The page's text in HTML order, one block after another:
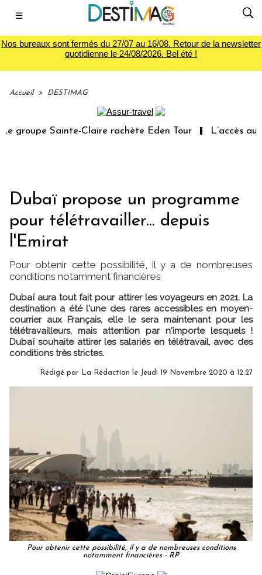
☰
Nos bureaux sont fermés du 27/07 au 16/08. Retour de la newsletter
quotidienne le 24/08/2026. Bel été !
Accueil > DESTIMAG
groupe Sainte-Claire rachète Eden Tour L’accès
Dubaï propose un programme
pour télétravailler... depuis
l'Emirat
Pour obtenir cette possibilité, il y a de nombreuses
conditions notamment financières
Dubaï aura tout fait pour attirer les voyageurs en 2021. La
destination a été l'une des rares accessibles en moyen-
courrier aux Français, elle le sera maintenant pour les
télétravailleurs, mais attention par n'importe lesquels !
Dubaï souhaite attirer les salariés en télétravail, avec des
conditions très strictes.
Rédigé par La Rédaction le Jeudi 19 Novembre 2020 à 12:27
Pour obtenir cette possibilité, il y a de nombreuses conditions
notamment financières - RP